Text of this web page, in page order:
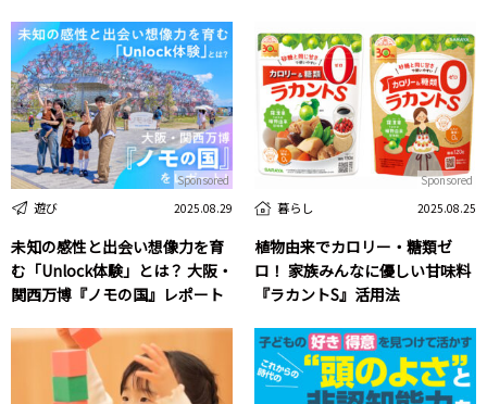
遊び 2025.08.29
未知の感性と出会い想像力を育
む「Unlock体験」とは？ 大阪・
関西万博『ノモの国』レポート
Sponsored
暮らし 2025.08.25
植物由来でカロリー・糖類ゼ
ロ！ 家族みんなに優しい甘味料
『ラカントS』活用法
Sponsored